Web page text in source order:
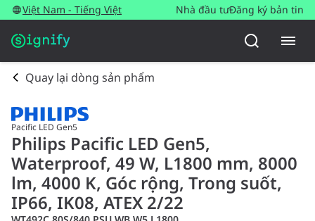
Việt Nam - Tiếng Việt Nhà đầu tưĐăng ký bản tin
Quay lại dòng sản phẩm
Pacific LED Gen5
Philips Pacific LED Gen5,
Waterproof, 49 W, L1800 mm, 8000
lm, 4000 K, Góc rộng, Trong suốt,
IP66, IK08, ATEX 2/22